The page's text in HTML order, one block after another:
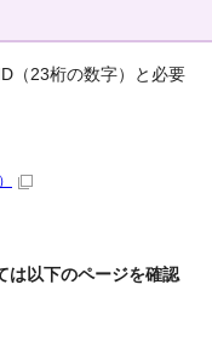
（23桁の数字）と必要
は以下のページを確認